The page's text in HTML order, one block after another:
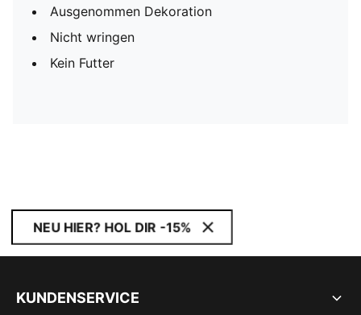
Ausgenommen Dekoration
Nicht wringen
Kein Futter
NEU HIER? HOL DIR -15%
KUNDENSERVICE